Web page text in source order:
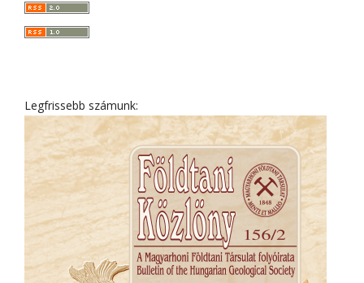
Legfrissebb számunk: